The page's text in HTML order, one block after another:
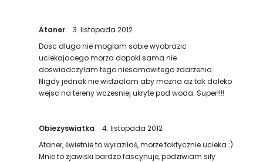
Ataner
3. listopada 2012
Dosc dlugo nie moglam sobie wyobrazic
uciekajacego morza dopoki sama nie
doswiadczylam tego niesamowitego zdarzenia.
Nigdy jednak nie widzialam aby mozna az tak daleko
wejsc na tereny wczesniej ukryte pod woda. Super!!!!
Obiezyswiatka
4. listopada 2012
Ataner, świetnie to wyraziłaś, morze faktycznie ucieka :)
Mnie to zjawiski bardzo fascynuje, podziwiam siły